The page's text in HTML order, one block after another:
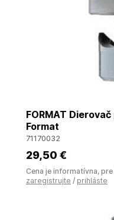
FORMAT
Format
71170032
29,50 €
Cena je informatívna,
zaregistrujte / prihláste